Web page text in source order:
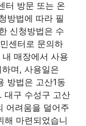
터 방문 또는 온
방법에 따라 필
신청방법은 수
센터로 문의하
매장에서 사용
며, 사용일은
방법은 고산1동
대구 수성구 고산
어려움을 덜어주
해 마련되었습니